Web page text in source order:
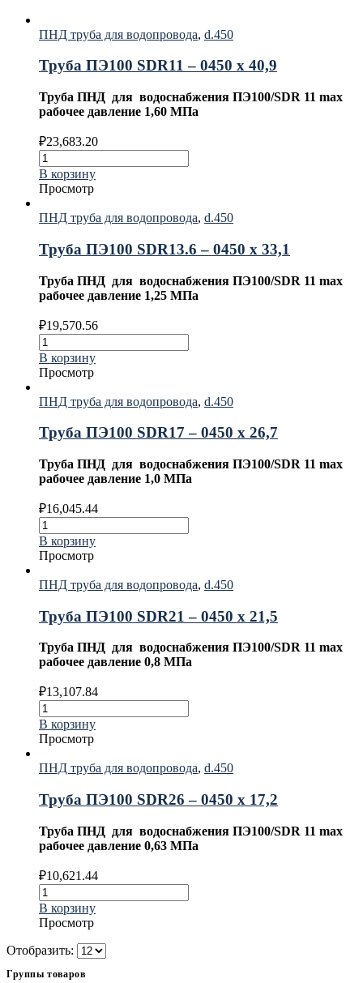
ПНД труба для водопровода, d.450
Труба ПЭ100 SDR11 – 0450 х 40,9
Труба ПНД для водоснабжения ПЭ100/SDR 11 max
рабочее давление 1,60 МПа
₽23,683.20
В корзину
Просмотр
ПНД труба для водопровода, d.450
Труба ПЭ100 SDR13.6 – 0450 х 33,1
Труба ПНД для водоснабжения ПЭ100/SDR 11 max
рабочее давление 1,25 МПа
₽19,570.56
В корзину
Просмотр
ПНД труба для водопровода, d.450
Труба ПЭ100 SDR17 – 0450 х 26,7
Труба ПНД для водоснабжения ПЭ100/SDR 11 max
рабочее давление 1,0 МПа
₽16,045.44
В корзину
Просмотр
ПНД труба для водопровода, d.450
Труба ПЭ100 SDR21 – 0450 х 21,5
Труба ПНД для водоснабжения ПЭ100/SDR 11 max
рабочее давление 0,8 МПа
₽13,107.84
В корзину
Просмотр
ПНД труба для водопровода, d.450
Труба ПЭ100 SDR26 – 0450 х 17,2
Труба ПНД для водоснабжения ПЭ100/SDR 11 max
рабочее давление 0,63 МПа
₽10,621.44
В корзину
Просмотр
Отобразить:
Группы товаров